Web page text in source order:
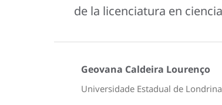
de la licenciatura en
Geovana Caldeira Lourenço
Universidade Estadual de Londrina